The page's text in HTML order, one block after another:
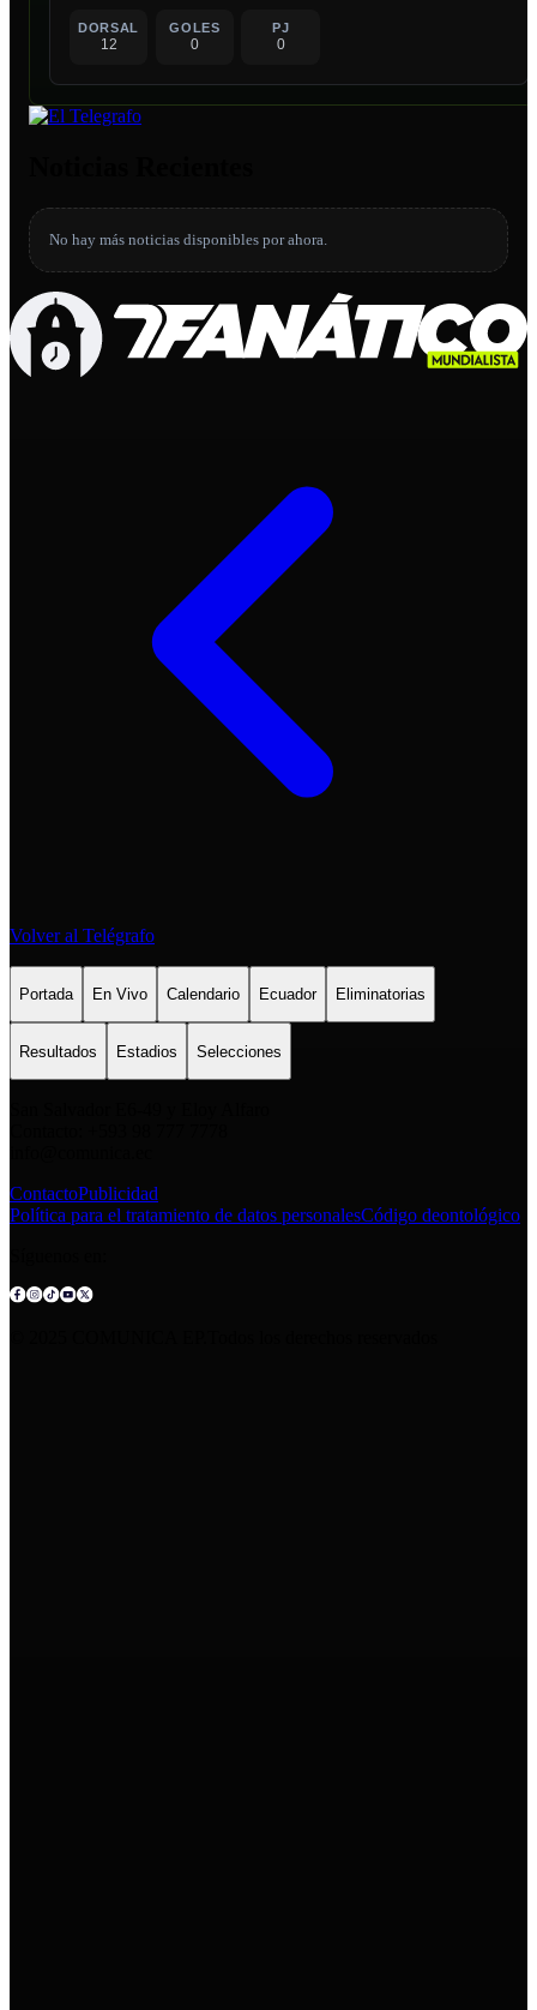
DORSAL
12
GOLES
0
PJ
0
No hay más noticias disponibles por ahora.
Volver al Telégrafo
Portada En Vivo Calendario Ecuador Eliminatorias
Resultados Estadios Selecciones
ContactoPublicidad
Política para el tratamiento de datos personalesCódigo deontológico